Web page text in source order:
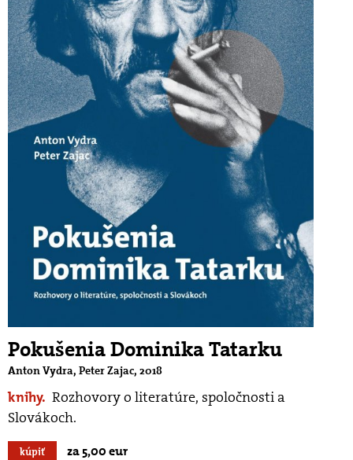
Pokušenia Dominika Tatarku
Anton Vydra, Peter Zajac, 2018
knihy. Rozhovory o literatúre, spoločnosti a
Slovákoch.
kúpiť za 5,00 eur